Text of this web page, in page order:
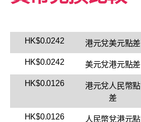
HK$0.0242 港元兌美元點差
HK$0.0242 美元兌港元點差
HK$0.0126
港元兌人民幣點
差
HK$0.0126
人民幣兌港元點